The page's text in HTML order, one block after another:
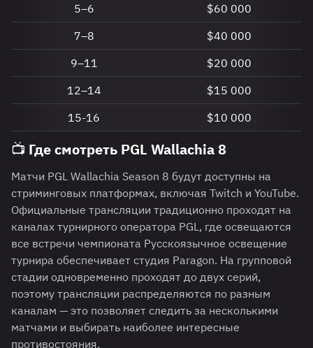
5–6
$60 000
7–8
$40 000
9–11
$20 000
12–14
$15 000
15-16
$10 000
📺 Где смотреть PGL Wallachia 8
Матчи PGL Wallachia Season 8 будут доступны на
стриминговых платформах, включая Twitch и YouTube.
Официальные трансляции традиционно проходят на
каналах турнирного оператора PGL, где освещаются
все встречи чемпионата Русскоязычное освещение
турнира обеспечивает студия Paragon. На групповой
стадии одновременно проходят до двух серий,
поэтому трансляции распределяются по разным
каналам — это позволяет следить за несколькими
матчами и выбирать наиболее интересные
противостояния.